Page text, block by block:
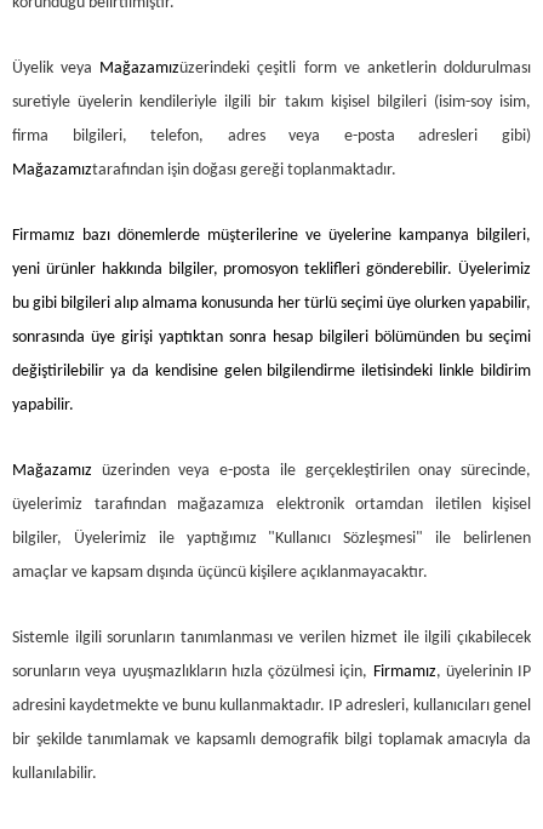
Üyelik veya Mağazamızüzerindeki çeşitli form ve anketlerin doldurulması
suretiyle üyelerin kendileriyle ilgili bir takım kişisel bilgileri (isim-soy isim,
firma bilgileri, telefon, adres veya e-posta adresleri gibi)
Mağazamıztarafından işin doğası gereği toplanmaktadır.
Firmamız bazı dönemlerde müşterilerine ve üyelerine kampanya bilgileri,
yeni ürünler hakkında bilgiler, promosyon teklifleri gönderebilir. Üyelerimiz
bu gibi bilgileri alıp almama konusunda her türlü seçimi üye olurken yapabilir,
sonrasında üye girişi yaptıktan sonra hesap bilgileri bölümünden bu seçimi
değiştirilebilir ya da kendisine gelen bilgilendirme iletisindeki linkle bildirim
yapabilir.
Mağazamız üzerinden veya e-posta ile gerçekleştirilen onay sürecinde,
üyelerimiz tarafından mağazamıza elektronik ortamdan iletilen kişisel
bilgiler, Üyelerimiz ile yaptığımız "Kullanıcı Sözleşmesi" ile belirlenen
amaçlar ve kapsam dışında üçüncü kişilere açıklanmayacaktır.
Sistemle ilgili sorunların tanımlanması ve verilen hizmet ile ilgili çıkabilecek
sorunların veya uyuşmazlıkların hızla çözülmesi için, Firmamız, üyelerinin IP
adresini kaydetmekte ve bunu kullanmaktadır. IP adresleri, kullanıcıları genel
bir şekilde tanımlamak ve kapsamlı demografik bilgi toplamak amacıyla da
kullanılabilir.